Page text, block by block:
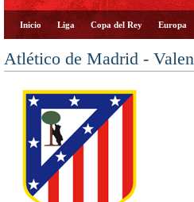
Inicio Liga Copa del Rey Europa
Atlético de Madrid -